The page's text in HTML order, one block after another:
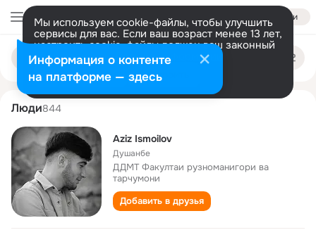
Войти
Мы используем cookie-файлы, чтобы улучшить
сервисы для вас. Если ваш возраст менее 13 лет,
настроить cookie-файлы должен ваш законный
представитель. Больше информации
Разрешить все Настроить
Поиск
людям
aziz ismoilov
Люди844
Aziz Ismoilov
Душанбе
ДДМТ Факултаи рузноманигори ва
тарчумони
Добавить в друзья
Информация о контенте
на платформе — здесь